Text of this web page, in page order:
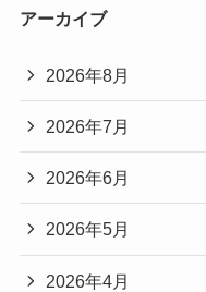
アーカイブ
2026年8月
2026年7月
2026年6月
2026年5月
2026年4月